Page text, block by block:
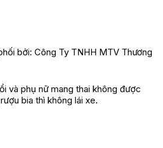
bởi: Công Ty TNHH MTV Thương
và phụ nữ mang thai không được
bia thì không lái xe.